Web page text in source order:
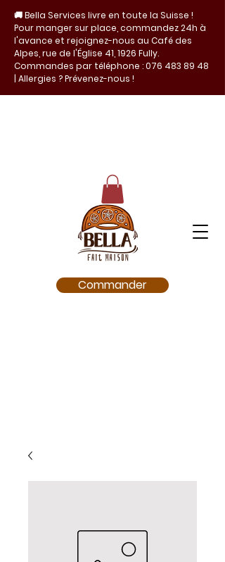
🚚 Bella Services livre en toute la Suisse !
Pour manger sur place, commandez 24h à
l'avance et rejoignez-nous au Café des
Alpes, rue de l'Église 41, 1926 Fully.
Commandes par téléphone :076 483 89 48
| Allergies ? Prévenez-nous !
Commander